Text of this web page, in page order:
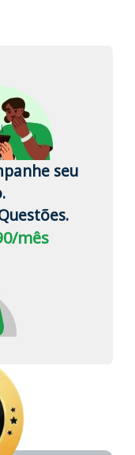
seu
mês